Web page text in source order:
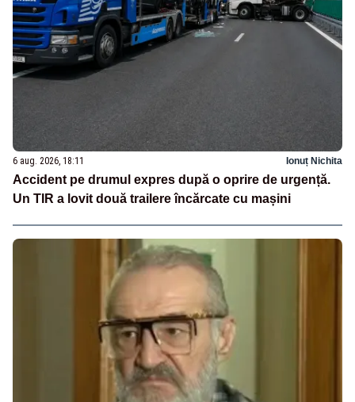
6 aug. 2026, 18:11 Ionuț Nichita
Accident pe drumul expres după o oprire de urgență.
Un TIR a lovit două trailere încărcate cu mașini